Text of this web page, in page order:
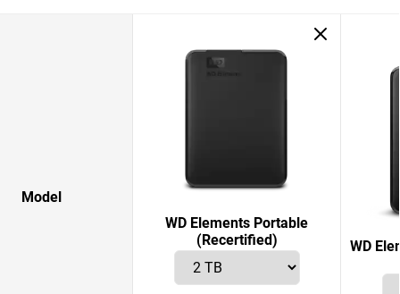
Model
WD Elements Portable
(Recertified)
WD